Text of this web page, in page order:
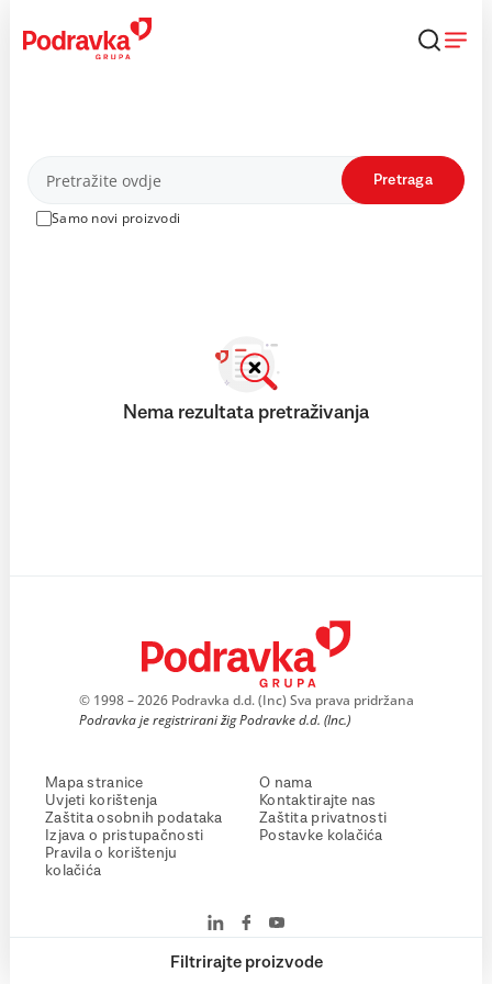
content
Proizvodi
Samo novi proizvodi
Pretraga
Filtrirajte proizvode
Nema rezultata pretraživanja
© 1998 – 2026 Podravka d.d. (Inc) Sva prava pridržana
Podravka je registrirani žig Podravke d.d. (Inc.)
Mapa stranice
Uvjeti korištenja
Zaštita osobnih podataka
Izjava o pristupačnosti
Pravila o korištenju
kolačića
O nama
Kontaktirajte nas
Zaštita privatnosti
Postavke kolačića